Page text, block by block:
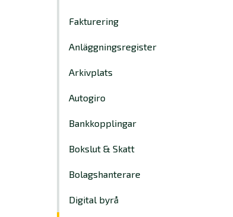
Fakturering
Anläggningsregister
Arkivplats
Autogiro
Bankkopplingar
Bokslut & Skatt
Bolagshanterare
Digital byrå